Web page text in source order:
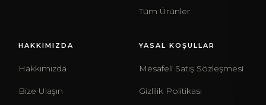
Tüm Ürünler
HAKKIMIZDA
Hakkımızda
Bize Ulaşın
YASAL KOŞULLAR
Mesafeli Satış Sözleşmesi
Gizlilik Politikası